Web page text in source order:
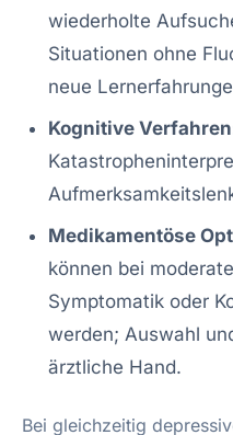
wiederholte
Situationen ohne
neue
Kognitive
Medikamentöse
können bei
Symptomatik oder
werden; Auswahl
ärztliche Hand.
Bei gleichzeitig